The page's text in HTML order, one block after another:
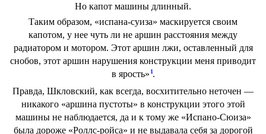
Но капот машины длинный.
Таким образом, «испана-суиза» маскируется своим
капотом, у нее чуть ли не аршин расстояния между
радиатором и мотором. Этот аршин лжи, оставленный для
снобов, этот аршин нарушения конструкции меня приводит
в ярость» 1.
Правда, Шкловский, как всегда, восхитительно неточен —
никакого «аршина пустоты» в конструкции этого этой
машины не наблюдается, да и к тому же «Испано-Сюиза»
была дороже «Роллс-ройса» и не выдавала себя за дорогой